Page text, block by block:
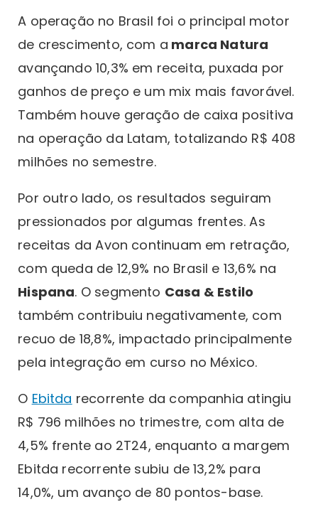
A operação no Brasil foi o principal motor
de crescimento, com a marca Natura
avançando 10,3% em receita, puxada por
ganhos de preço e um mix mais favorável.
Também houve geração de caixa positiva
na operação da Latam, totalizando R$ 408
milhões no semestre.
Por outro lado, os resultados seguiram
pressionados por algumas frentes. As
receitas da Avon continuam em retração,
com queda de 12,9% no Brasil e 13,6% na
Hispana. O segmento Casa & Estilo
também contribuiu negativamente, com
recuo de 18,8%, impactado principalmente
pela integração em curso no México.
O Ebitda recorrente da companhia atingiu
R$ 796 milhões no trimestre, com alta de
4,5% frente ao 2T24, enquanto a margem
Ebitda recorrente subiu de 13,2% para
14,0%, um avanço de 80 pontos-base.